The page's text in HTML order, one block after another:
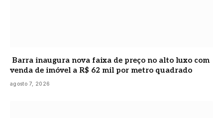
Barra inaugura nova faixa de preço no alto luxo com
venda de imóvel a R$ 62 mil por metro quadrado
agosto 7, 2026